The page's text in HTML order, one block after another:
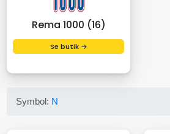
Rema 1000 (16)
Se butik →
Symbol: N